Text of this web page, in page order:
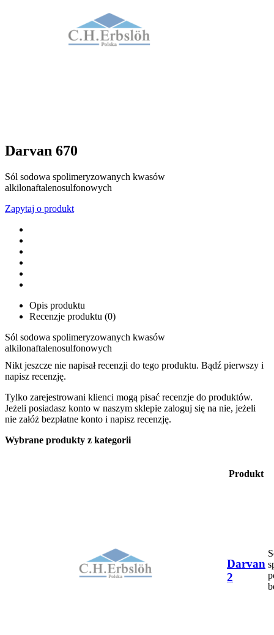
Darvan 670
Sól sodowa spolimeryzowanych kwasów
alkilonaftalenosulfonowych
Zapytaj o produkt
Opis produktu
Recenzje produktu (0)
Sól sodowa spolimeryzowanych kwasów
alkilonaftalenosulfonowych
Nikt jeszcze nie napisał recenzji do tego produktu. Bądź pierwszy i
napisz recenzję.
Tylko zarejestrowani klienci mogą pisać recenzje do produktów.
Jeżeli posiadasz konto w naszym sklepie zaloguj się na nie, jeżeli
nie załóż bezpłatne konto i napisz recenzję.
Wybrane produkty z kategorii
Produkt
Darvan
2